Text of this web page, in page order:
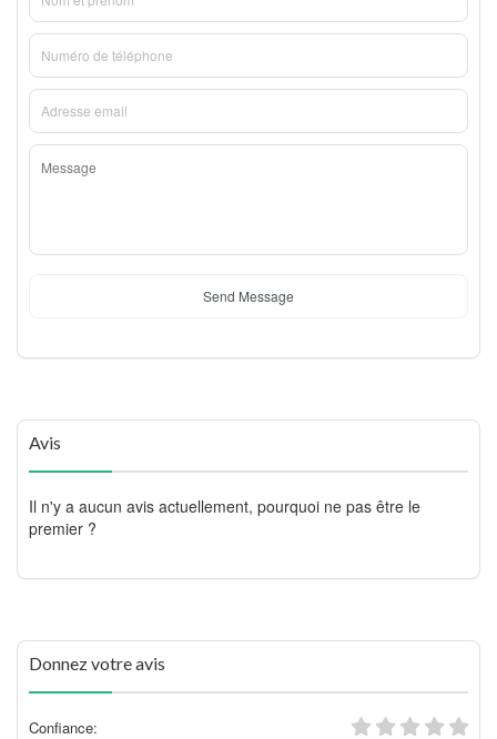
Send Message
Avis
Il n'y a aucun avis actuellement, pourquoi ne pas être le
premier ?
Donnez votre avis
Confiance: